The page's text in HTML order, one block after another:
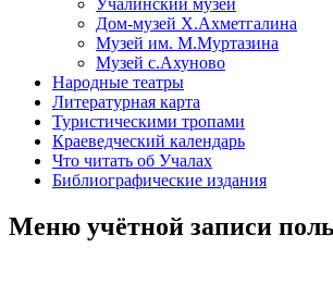
Учалинский музей
Дом-музей Х.Ахметгалина
Музей им. М.Муртазина
Музей с.Ахуново
Народные театры
Литературная карта
Туристическими тропами
Краеведческий календарь
Что читать об Учалах
Библиографические издания
Меню учётной записи